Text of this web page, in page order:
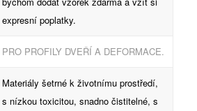
expresní poplatky.
PRO PROFILY DVEŘÍ A DEFORMACE.
Materiály šetrné k životnímu prostředí,
s nízkou toxicitou, snadno čistitelné, s